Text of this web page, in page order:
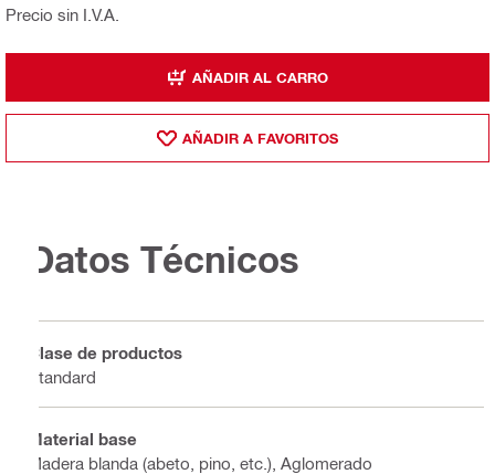
Precio sin I.V.A.
AÑADIR AL CARRO
AÑADIR A FAVORITOS
Datos Técnicos
Clase de productos
Standard
Material base
Madera blanda (abeto, pino, etc.), Aglomerado